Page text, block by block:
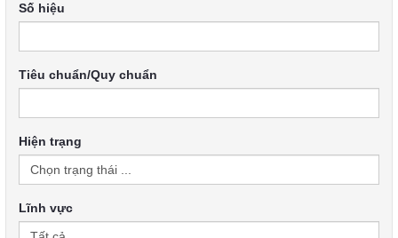
Số hiệu
Tiêu chuẩn/Quy chuẩn
Hiện trạng
Lĩnh vực